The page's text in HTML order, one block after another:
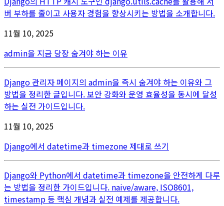
버 부하를 줄이고 사용자 경험을 향상시키는 방법을 소개합니다.
11월 10, 2025
admin을 지금 당장 숨겨야 하는 이유
Django 관리자 페이지의 admin을 즉시 숨겨야 하는 이유와 그
방법을 정리한 글입니다. 보안 강화와 운영 효율성을 동시에 달성
하는 실전 가이드입니다.
11월 10, 2025
Django에서 datetime과 timezone 제대로 쓰기
Django와 Python에서 datetime과 timezone을 안전하게 다루
는 방법을 정리한 가이드입니다. naive/aware, ISO8601,
timestamp 등 핵심 개념과 실전 예제를 제공합니다.